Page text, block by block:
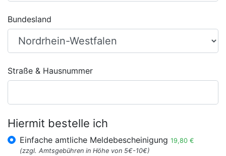
Bundesland
Straße & Hausnummer
Hiermit bestelle ich
Einfache amtliche Meldebescheinigung 19,80 €
(zzgl. Amtsgebühren in Höhe von 5€-10€)